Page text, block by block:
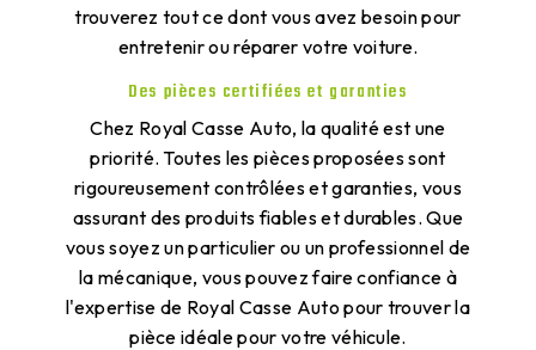
trouverez tout ce dont vous avez besoin pour
entretenir ou réparer votre voiture.
Des pièces certifiées et garanties
Chez Royal Casse Auto, la qualité est une
priorité. Toutes les pièces proposées sont
rigoureusement contrôlées et garanties, vous
assurant des produits fiables et durables. Que
vous soyez un particulier ou un professionnel de
la mécanique, vous pouvez faire confiance à
l'expertise de Royal Casse Auto pour trouver la
pièce idéale pour votre véhicule.